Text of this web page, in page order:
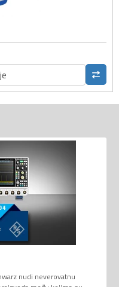
nudi neverovatnu